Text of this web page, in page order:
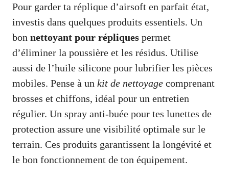
Pour garder ta réplique d’airsoft en parfait état,
investis dans quelques produits essentiels. Un
bon nettoyant pour répliques permet
d’éliminer la poussière et les résidus. Utilise
aussi de l’huile silicone pour lubrifier les pièces
mobiles. Pense à un kit de nettoyage comprenant
brosses et chiffons, idéal pour un entretien
régulier. Un spray anti-buée pour tes lunettes de
protection assure une visibilité optimale sur le
terrain. Ces produits garantissent la longévité et
le bon fonctionnement de ton équipement.